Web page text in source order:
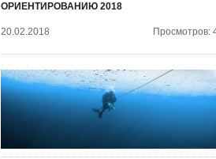
ОРИЕНТИРОВАНИЮ 2018
20.02.2018 Просмотров: